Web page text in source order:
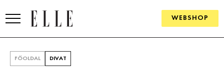
WEBSHOP
FŐOLDAL DIVAT